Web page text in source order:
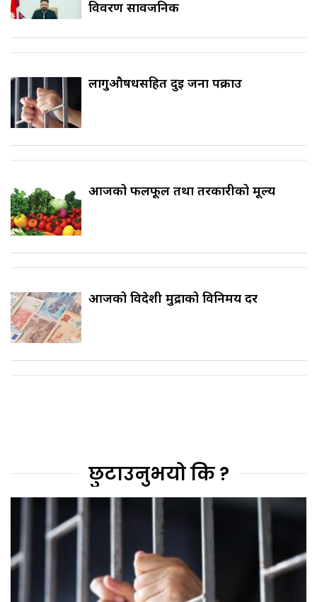
विवरण सार्वजनिक
लागुऔषधसहित दुई जना पक्राउ
आजको फलफूल तथा तरकारीको मूल्य
आजको विदेशी मुद्राको विनिमय दर
छुटाउनुभयो कि ?